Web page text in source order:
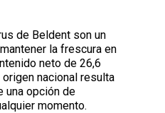
de Beldent son un
la frescura en
neto de 26,6
nacional resulta
una opción de
momento.